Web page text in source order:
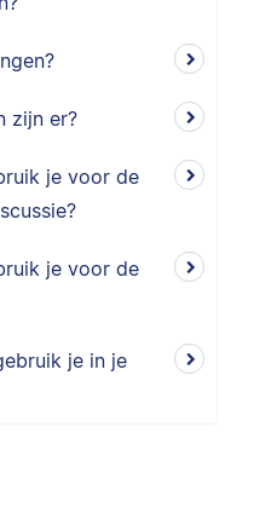
zijn er?
je voor de
je voor de
je in je